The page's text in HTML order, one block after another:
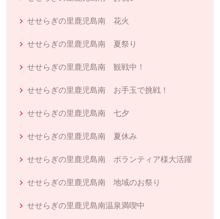
せせらぎの里鹿児島南 花火
せせらぎの里鹿児島南 夏祭り
せせらぎの里鹿児島南 観戦中！
せせらぎの里鹿児島南 お手玉で挑戦！
せせらぎの里鹿児島南 七夕
せせらぎの里鹿児島南 夏休み
せせらぎの里鹿児島南 ボランティア様大活躍
せせらぎの里鹿児島南 地域のお祭り
せせらぎの里鹿児島南温泉満喫中